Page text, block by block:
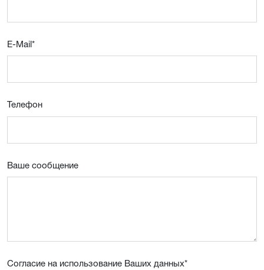
E-Mail*
Телефон
Ваше сообщение
Согласие на использование Ваших данных*